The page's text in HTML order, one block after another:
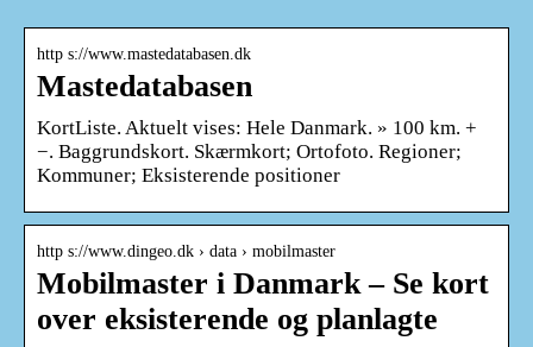
http s://www.mastedatabasen.dk
Mastedatabasen
KortListe. Aktuelt vises: Hele Danmark. » 100 km. +
−. Baggrundskort. Skærmkort; Ortofoto. Regioner;
Kommuner; Eksisterende positioner
http s://www.dingeo.dk › data › mobilmaster
Mobilmaster i Danmark – Se kort
over eksisterende og planlagte